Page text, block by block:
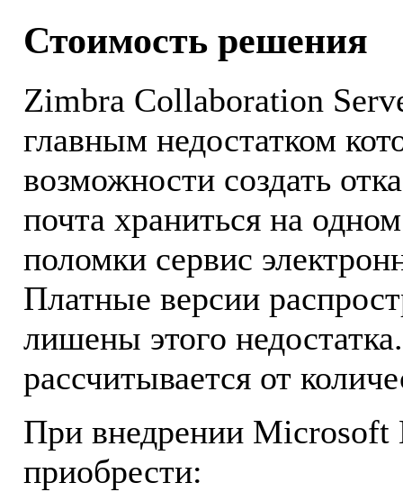
Стоимость решения
Zimbra Collaboration
главным недостатком
возможности создать
почта храниться на
поломки сервис
Платные версии
лишены этого
рассчитывается от
При внедрении Microsoft
приобрести: